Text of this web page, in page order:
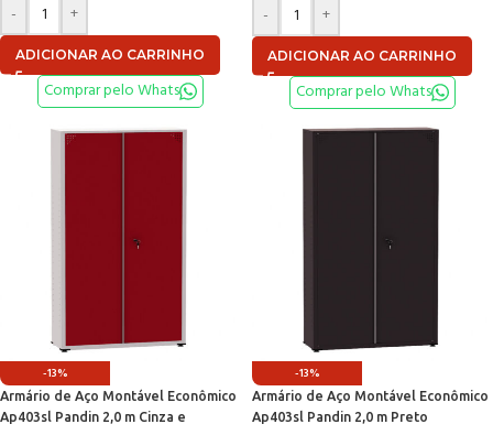
-
+
ADICIONAR AO CARRINHO
Comprar pelo Whats
-
+
ADICIONAR AO CARRINHO
Comprar pelo Whats
-13%
Armário de Aço Montável Econômico
Ap403sl Pandin 2,0 m Cinza e
-13%
Armário de Aço Montável Econômico
Ap403sl Pandin 2,0 m Preto